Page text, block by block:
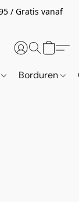
/ Gratis vanaf
Borduren